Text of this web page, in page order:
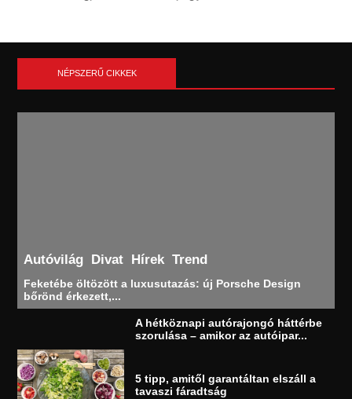
NÉPSZERŰ CIKKEK
Autóvilág Divat Hírek Trend
Feketébe öltözött a luxusutazás: új Porsche Design
bőrönd érkezett,...
A hétköznapi autórajongó háttérbe
szorulása – amikor az autóipar...
5 tipp, amitől garantáltan elszáll a
tavaszi fáradtság